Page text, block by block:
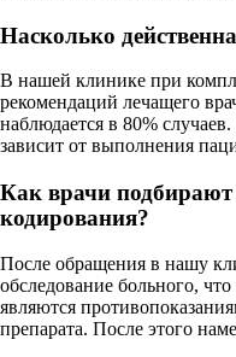
Насколько
В нашей клинике при
рекомендаций лечащего
наблюдается в 80%
зависит от выполнения
Как врачи
кодирования?
После обращения в нашу
обследование больного,
являются
препарата. После этого